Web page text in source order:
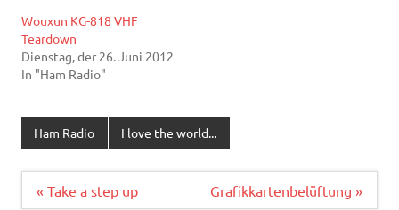
Wouxun KG-818 VHF
Teardown
Dienstag, der 26. Juni 2012
In "Ham Radio"
Ham Radio I love the world...
Beitragsnavigation
« Take a step up Grafikkartenbelüftung »